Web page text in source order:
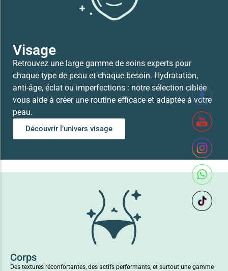
Visage
Retrouvez une large gamme de soins experts pour
chaque type de peau et chaque besoin. Hydratation,
anti-âge, éclat ou imperfections : notre sélection ciblée
vous aide à créer une routine efficace et adaptée à votre
peau.
Découvrir l’univers visage
Corps
Des textures réconfortantes, des actifs performants, et surtout une gamme